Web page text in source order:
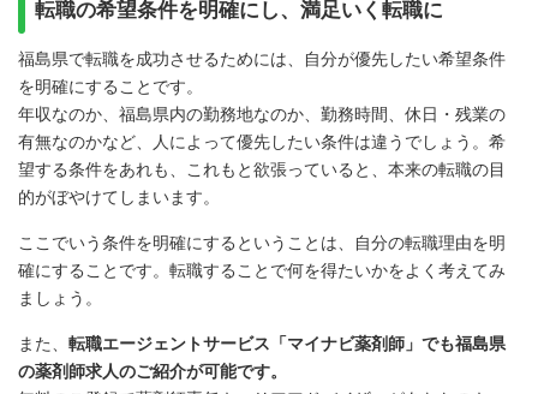
転職の希望条件を明確にし、満足いく転職に
福島県で転職を成功させるためには、自分が優先したい希望条件
を明確にすることです。
年収なのか、福島県内の勤務地なのか、勤務時間、休日・残業の
有無なのかなど、人によって優先したい条件は違うでしょう。希
望する条件をあれも、これもと欲張っていると、本来の転職の目
的がぼやけてしまいます。
ここでいう条件を明確にするということは、自分の転職理由を明
確にすることです。転職することで何を得たいかをよく考えてみ
ましょう。
また、 転職エージェントサービス「マイナビ薬剤師」でも福島県
の薬剤師求人のご紹介が可能です。